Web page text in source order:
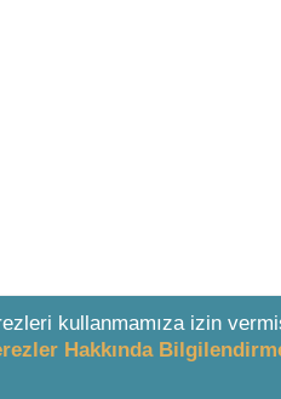
kullanmamıza izin
Hakkında